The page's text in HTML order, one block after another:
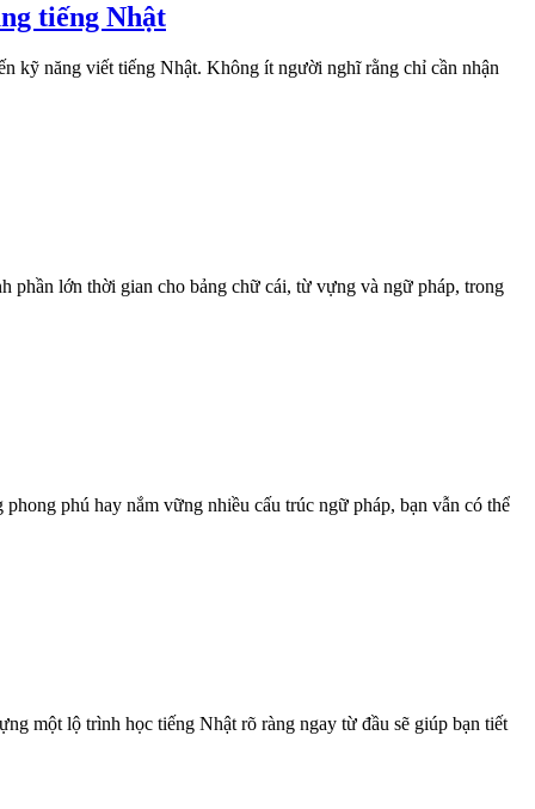
tiếng Nhật
kỹ năng viết tiếng Nhật. Không ít người nghĩ rằng chỉ cần nhận
phần lớn thời gian cho bảng chữ cái, từ vựng và ngữ pháp, trong
phú hay nắm vững nhiều cấu trúc ngữ pháp, bạn vẫn có thể
một lộ trình học tiếng Nhật rõ ràng ngay từ đầu sẽ giúp bạn tiết